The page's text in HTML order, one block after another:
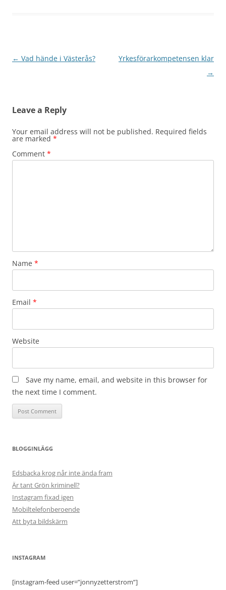
Post
← Vad hände i Västerås?
Yrkesförarkompetensen klar
→
Leave a Reply
Your email address will not be published. Required fields
are marked *
Comment *
Name *
Email *
Website
Save my name, email, and website in this browser for
the next time I comment.
BLOGGINLÄGG
Edsbacka krog når inte ända fram
Är tant Grön kriminell?
Instagram fixad igen
Mobiltelefonberoende
Att byta bildskärm
INSTAGRAM
[instagram-feed user=”jonnyzetterstrom”]